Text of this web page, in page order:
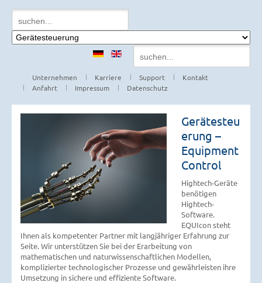
Unternehmen Karriere Support
Kontakt
Anfahrt
Impressum Datenschutz
Gerätesteu
erung –
Equipment
Control
Hightech-Geräte
benötigen
Hightech-
Software.
EQUIcon steht
Ihnen als kompetenter Partner mit langjähriger Erfahrung zur
Seite. Wir unterstützen Sie bei der Erarbeitung von
mathematischen und naturwissenschaftlichen Modellen,
komplizierter technologischer Prozesse und gewährleisten ihre
Umsetzung in sichere und effiziente Software.